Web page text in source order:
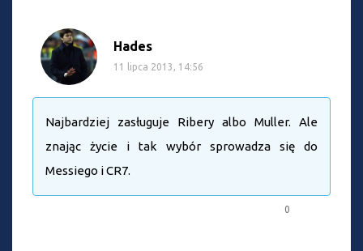
Hades
11 lipca 2013, 14:56
Najbardziej zasługuje Ribery albo Muller. Ale
znając życie i tak wybór sprowadza się do
Messiego i CR7.
0